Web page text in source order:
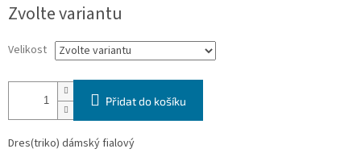
cena:
Zvolte variantu
Velikost
Přidat do košíku
Dres(triko) dámský fialový